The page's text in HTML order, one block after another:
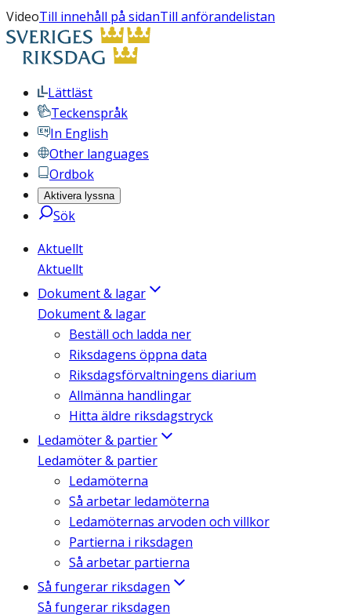
VideoTill innehåll på sidanTill anförandelistan
Lättläst
Teckenspråk
In English
Other languages
Ordbok
Aktivera lyssna
Sök
Aktuellt
Aktuellt
Dokument & lagar
Dokument & lagar
Beställ och ladda ner
Riksdagens öppna data
Riksdagsförvaltningens diarium
Allmänna handlingar
Hitta äldre riksdagstryck
Ledamöter & partier
Ledamöter & partier
Ledamöterna
Så arbetar ledamöterna
Ledamöternas arvoden och villkor
Partierna i riksdagen
Så arbetar partierna
Så fungerar riksdagen
Så fungerar riksdagen